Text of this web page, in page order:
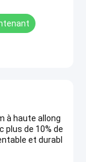
à haute allong
plus de 10% de
et durabl